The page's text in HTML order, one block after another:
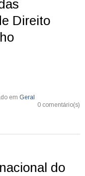
Direito
em Geral
0 comentário(s)
do